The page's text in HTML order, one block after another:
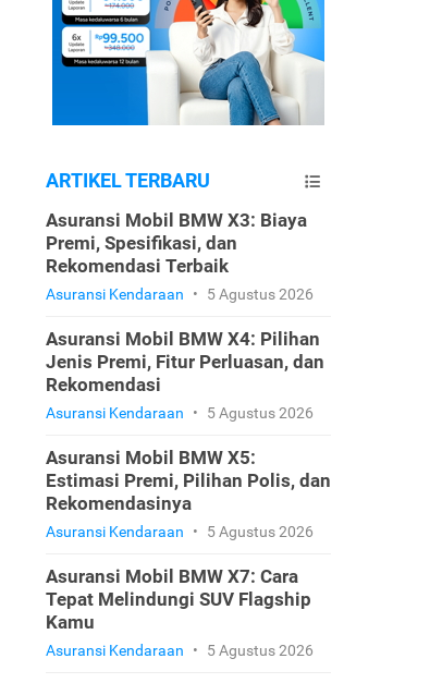
ARTIKEL TERBARU
Asuransi Mobil BMW X3: Biaya
Premi, Spesifikasi, dan
Rekomendasi Terbaik
Asuransi Kendaraan • 5 Agustus 2026
Asuransi Mobil BMW X4: Pilihan
Jenis Premi, Fitur Perluasan, dan
Rekomendasi
Asuransi Kendaraan • 5 Agustus 2026
Asuransi Mobil BMW X5:
Estimasi Premi, Pilihan Polis, dan
Rekomendasinya
Asuransi Kendaraan • 5 Agustus 2026
Asuransi Mobil BMW X7: Cara
Tepat Melindungi SUV Flagship
Kamu
Asuransi Kendaraan • 5 Agustus 2026